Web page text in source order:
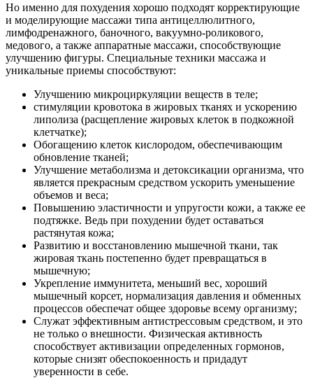
Но именно для похудения хорошо подходят корректирующие
и моделирующие массажи типа антицеллюлитного,
лимфодренажного, баночного, вакуумно-роликового,
медового, а также аппаратные массажи, способствующие
улучшению фигуры. Специальные техники массажа и
уникальные приемы способствуют:
Улучшению микроциркуляции веществ в теле;
стимуляции кровотока в жировых тканях и ускорению
липолиза (расщепление жировых клеток в подкожной
клетчатке);
Обогащению клеток кислородом, обеспечивающим
обновление тканей;
Улучшение метаболизма и детоксикации организма, что
является прекрасным средством ускорить уменьшение
объемов и веса;
Повышению эластичности и упругости кожи, а также ее
подтяжке. Ведь при похудении будет оставаться
растянутая кожа;
Развитию и восстановлению мышечной ткани, так
жировая ткань постепенно будет превращаться в
мышечную;
Укрепление иммунитета, меньший вес, хороший
мышечный корсет, нормализация давления и обменных
процессов обеспечат общее здоровье всему организму;
Служат эффективным антистрессовым средством, и это
не только о внешности. Физическая активность
способствует активизации определенных гормонов,
которые снизят обеспокоенность и придадут
уверенности в себе.